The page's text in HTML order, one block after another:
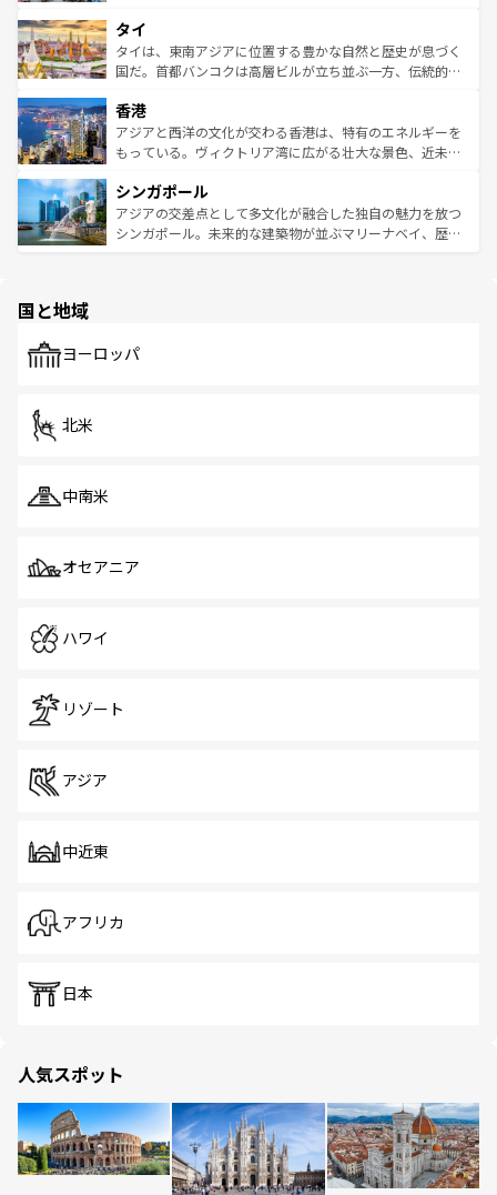
リティに包まれながら、韓国の多彩な魅力を心ゆくまで味
わってみてほしい。 なお、新着の韓国情報はコンテンツ一
覧を参照してほしい。
急速な発展と共に伝統が息づく。ハノイの古い町並みやホ
ーチミン市のフランス統治時代の建物も、独特の雰囲気を
醸し出している。また、バラエティの豊かさとおいしさで
とつ。フォーやバインミー、ベトナムコーヒーなどは、ぜ
ひ現地で味わいたい。どの地域を訪れてもあたたかい人々
が旅行者を迎えてくれるので、きっと忘れられない旅にな
参照してほしい。
タイ
タイは、東南アジアに位置する豊かな自然と歴史が息づく
国だ。首都バンコクは高層ビルが立ち並ぶ一方、伝統的な
の活気が交差している。北部ではチェンマイなどの山岳地
帯で自然と触れ合い、南部ではプーケットやクラビの美し
いビーチでリゾート気分を楽しむことができる。タイ料理
激する。気候は一年中温暖で、どの季節にも異なる楽しみ
が待っている。親しみやすいタイの人々、仏教を中心とし
た文化、そして多様な観光資源が、訪れる旅人を魅了し続
香港
アジアと西洋の文化が交わる香港は、特有のエネルギーを
もっている。ヴィクトリア湾に広がる壮大な景色、近未来
み、どこを訪れても感動するはず。観光スポットが密集し
ており、効率よく見どころを回れるのも魅力。息をのむよ
うな絶景から文化的な体験まで、香港を存分に楽しみ尽く
シンガポール
アジアの交差点として多文化が融合した独自の魅力を放つ
シンガポール。未来的な建築物が並ぶマリーナベイ、歴史
で、ホーカーズは地元の風情を楽しめる外せないスポット
国と地域
ヨーロッパ
北米
中南米
オセアニア
ハワイ
リゾート
アジア
中近東
アフリカ
日本
人気スポット